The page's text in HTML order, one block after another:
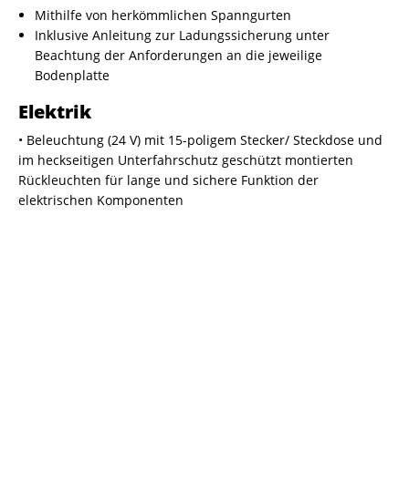
Mithilfe von herkömmlichen Spanngurten
Inklusive Anleitung zur Ladungssicherung unter
Beachtung der Anforderungen an die jeweilige
Bodenplatte
Elektrik
• Beleuchtung (24 V) mit 15-poligem Stecker/ Steckdose und
im heckseitigen Unterfahrschutz geschützt montierten
Rückleuchten für lange und sichere Funktion der
elektrischen Komponenten